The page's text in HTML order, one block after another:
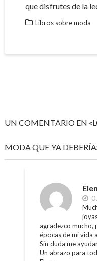
que disfrutes de la
Libros sobre moda
UN COMENTARIO EN
MODA QUE YA
agradezco mucho,
épocas de mi vida
Sin duda me
Un abrazo para